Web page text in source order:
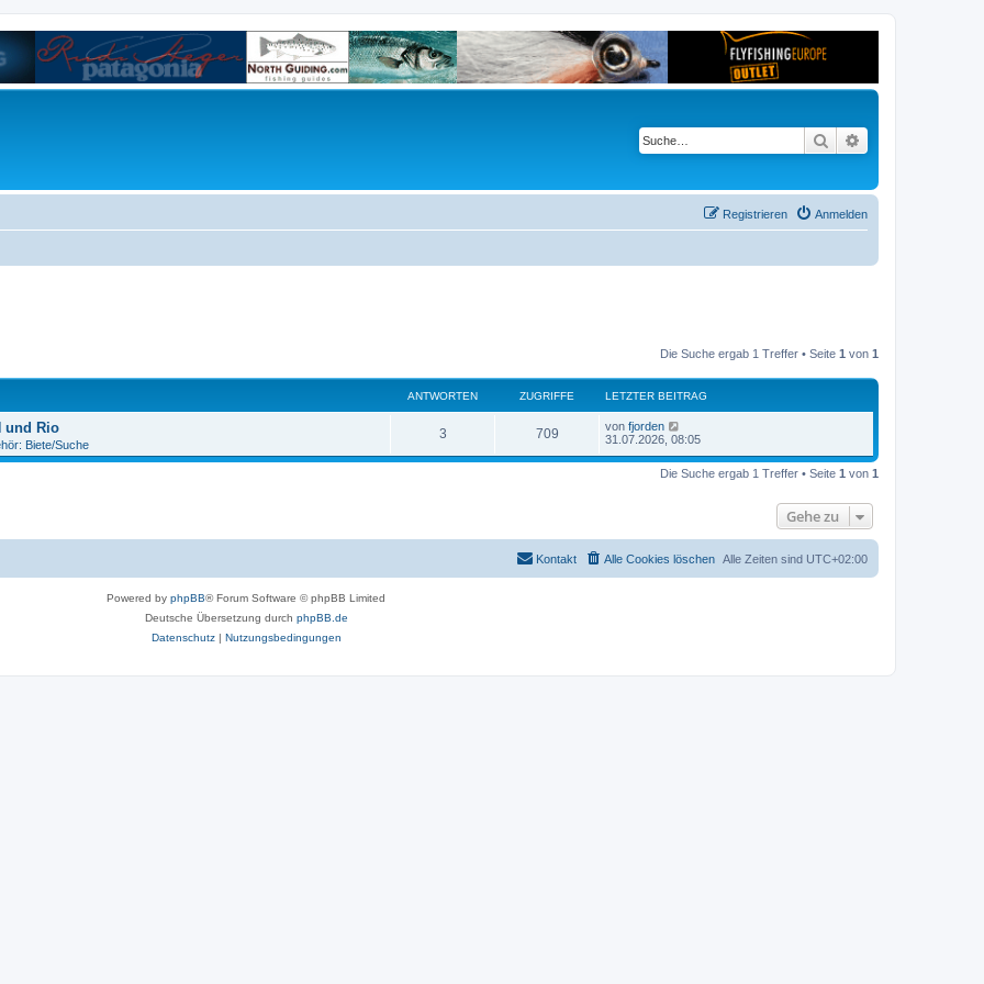
Suche
Anmelden
Registrieren
Die Suche ergab 1 Treffer • Seite 1 von 1
ANTWORTEN ZUGRIFFE LETZTER BEITRAG
und Rio
Biete/Suche
3 709 von fjorden
31.07.2026, 08:05
Die Suche ergab 1 Treffer • Seite 1 von 1
Gehe zu
Alle Zeiten sind UTC+02:00
Alle Cookies löschen
Kontakt
Powered by phpBB® Forum Software © phpBB Limited
Deutsche Übersetzung durch phpBB.de
Datenschutz| Nutzungsbedingungen